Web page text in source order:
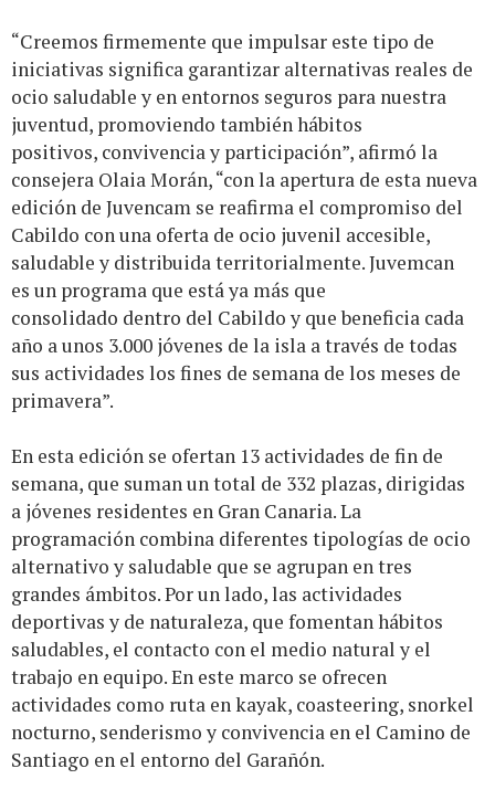
“Creemos firmemente que impulsar este tipo de
iniciativas significa garantizar alternativas reales de
ocio saludable y en entornos seguros para nuestra
juventud, promoviendo también hábitos
positivos, convivencia y participación”, afirmó la
consejera Olaia Morán, “con la apertura de esta nueva
edición de Juvencam se reafirma el compromiso del
Cabildo con una oferta de ocio juvenil accesible,
saludable y distribuida territorialmente. Juvemcan
es un programa que está ya más que
consolidado dentro del Cabildo y que beneficia cada
año a unos 3.000 jóvenes de la isla a través de todas
sus actividades los fines de semana de los meses de
primavera”.
En esta edición se ofertan 13 actividades de fin de
semana, que suman un total de 332 plazas, dirigidas
a jóvenes residentes en Gran Canaria. La
programación combina diferentes tipologías de ocio
alternativo y saludable que se agrupan en tres
grandes ámbitos. Por un lado, las actividades
deportivas y de naturaleza, que fomentan hábitos
saludables, el contacto con el medio natural y el
trabajo en equipo. En este marco se ofrecen
actividades como ruta en kayak, coasteering, snorkel
nocturno, senderismo y convivencia en el Camino de
Santiago en el entorno del Garañón.